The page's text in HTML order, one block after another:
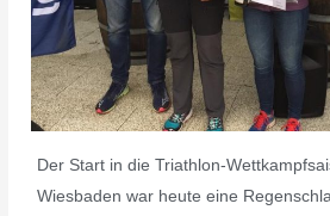
Der Start in die Triathlon-
Wiesbaden war heute eine